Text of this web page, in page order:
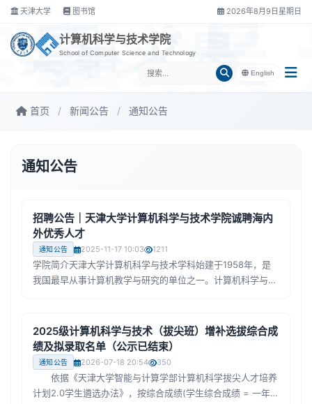
天津大学 图书馆 2026年8月9日星期日
实事求是
计算机科学与技术学院
School of Computer Science and Technology
English
首页 / 新闻公告 / 通知公告
通知公告
招聘公告｜天津大学计算机科学与技术学院诚聘海内
外优秀人才
通知公告 2025-11-17 10:03 1211
学院简介天津大学计算机科学与技术学科始建于1958年，是
我国最早从事计算机教学与研究的单位之一。计算机科学与技
名全球前1‰，获批国家一流本科专业建设点，计算机科学拔
尖学生培养基地入选教育部基础学科拔尖学生培养计划2.0基
地（“拔尖计划2.0”）。 学院组建了先进网络、视觉计算、高
性能计算、自然语言处理等学科团队，...
2025级计算机科学与技术（拔尖班）增补选拔综合成
绩及拟录取名单（公示已结束）
通知公告 2026-07-18 20:54 350
依据《天津大学智能与计算学部计算机科学拔尖人才培养
计划2.0学生遴选办法》，按综合成绩(学生综合成绩 = 一年级